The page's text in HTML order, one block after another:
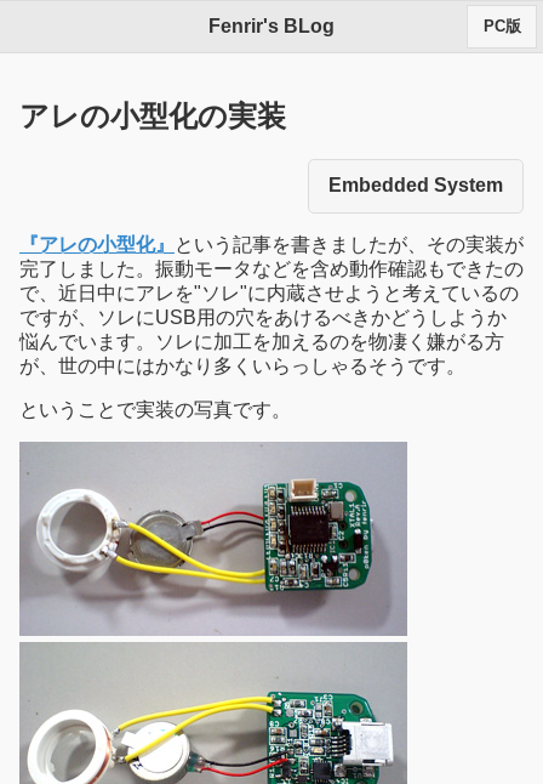
Fenrir's BLog PC版
アレの小型化の実装
Embedded System
『アレの小型化』
という記事を書きましたが、その実装が
完了しました。振動モータなどを含め動作確認もできたの
で、近日中にアレを"ソレ"に内蔵させようと考えているの
ですが、ソレにUSB用の穴をあけるべきかどうしようか
悩んでいます。ソレに加工を加えるのを物凄く嫌がる方
が、世の中にはかなり多くいらっしゃるそうです。
ということで実装の写真です。